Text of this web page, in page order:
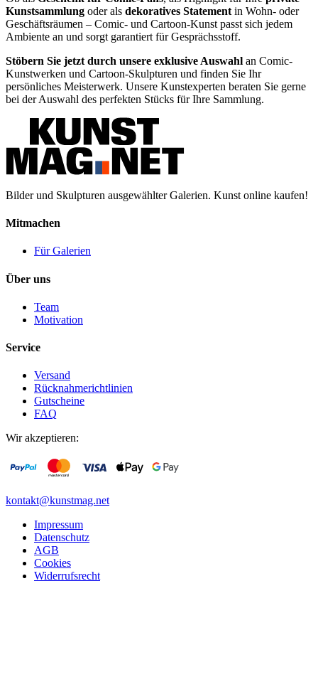
Kunstsammlung oder als dekoratives Statement in Wohn- oder
Geschäftsräumen – Comic- und Cartoon-Kunst passt sich jedem
Ambiente an und sorgt garantiert für Gesprächsstoff.
Stöbern Sie jetzt durch unsere exklusive Auswahl an Comic-
Kunstwerken und Cartoon-Skulpturen und finden Sie Ihr
persönliches Meisterwerk. Unsere Kunstexperten beraten Sie gerne
bei der Auswahl des perfekten Stücks für Ihre Sammlung.
Bilder und Skulpturen ausgewählter Galerien. Kunst online kaufen!
Mitmachen
Für Galerien
Über uns
Team
Motivation
Service
Versand
Rücknahmerichtlinien
Gutscheine
FAQ
Wir akzeptieren:
kontakt@kunstmag.net
Impressum
Datenschutz
AGB
Cookies
Widerrufsrecht